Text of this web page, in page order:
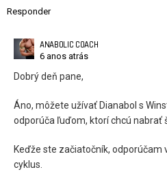
Responder
ANABOLIC COACH
6 anos atrás
Dobrý deň pane,
Áno, môžete užívať Dianabol s
odporúča ľuďom, ktorí chcú nabrať
Keďže ste začiatočník, odporúčam
cyklus.